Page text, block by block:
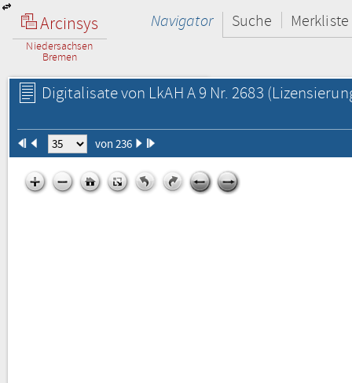
Arcinsys
Niedersachsen
Bremen
Navigator Suche Merkliste
Digitalisate von LkAH A 9 Nr. 2683
von 236